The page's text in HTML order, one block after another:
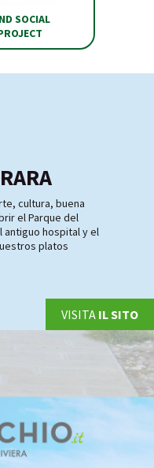
SOCIAL
cultura, buena
el Parque del
antiguo hospital y el
platos
VISITA IL SITO